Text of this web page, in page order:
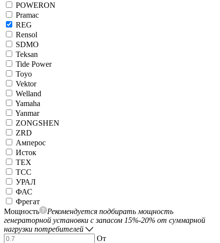
POWERON
Pramac
REG
Rensol
SDMO
Teksan
Tide Power
Toyo
Vektor
Welland
Yamaha
Yanmar
ZONGSHEN
ZRD
Амперос
Исток
ТЕХ
ТСС
УРАЛ
ФАС
Фрегат
Мощность
Рекомендуется подбирать мощность
генераторной установки с запасом 15%-20% от суммарной
нагрузки потребителей
От